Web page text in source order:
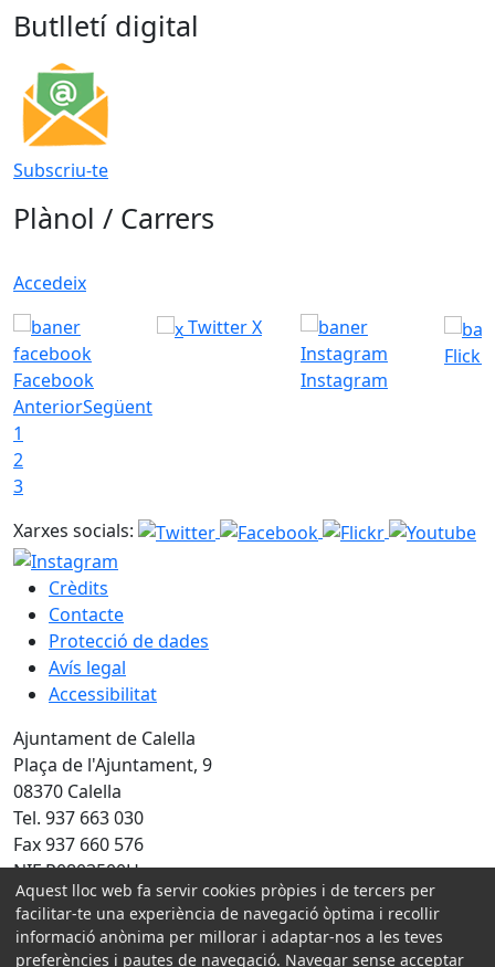
Butlletí digital
Subscriu-te
Plànol / Carrers
Accedeix
Facebook
Twitter X
Instagram
Flickr
AnteriorSegüent
1
2
3
Xarxes socials:
Crèdits
Contacte
Protecció de dades
Avís legal
Accessibilitat
Ajuntament de Calella
Plaça de l'Ajuntament, 9
08370 Calella
Tel. 937 663 030
Fax 937 660 576
NIF P0803500H
Amb la col·laboració de:
Aquest lloc web fa servir cookies pròpies i de tercers per
facilitar-te una experiència de navegació òptima i recollir
informació anònima per millorar i adaptar-nos a les teves
preferències i pautes de navegació. Navegar sense acceptar